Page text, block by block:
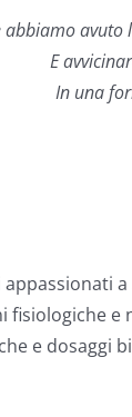
abbiamo avuto
E
In una
e
e dosaggi